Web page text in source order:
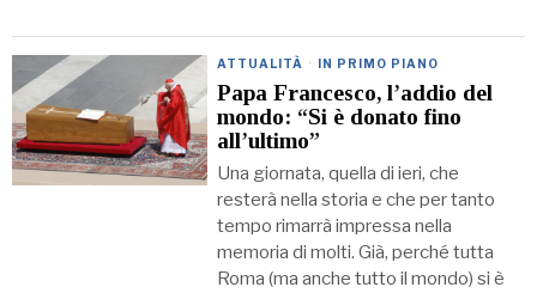
ATTUALITÀ · IN PRIMO PIANO
Papa Francesco, l’addio del
mondo: “Si è donato fino
all’ultimo”
Una giornata, quella di ieri, che
resterà nella storia e che per tanto
tempo rimarrà impressa nella
memoria di molti. Già, perché tutta
Roma (ma anche tutto il mondo) si è